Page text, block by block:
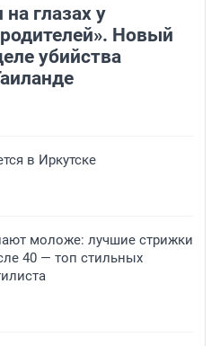
глазах у
Новый
убийства
в Иркутске
моложе: лучшие стрижки
40 — топ стильных